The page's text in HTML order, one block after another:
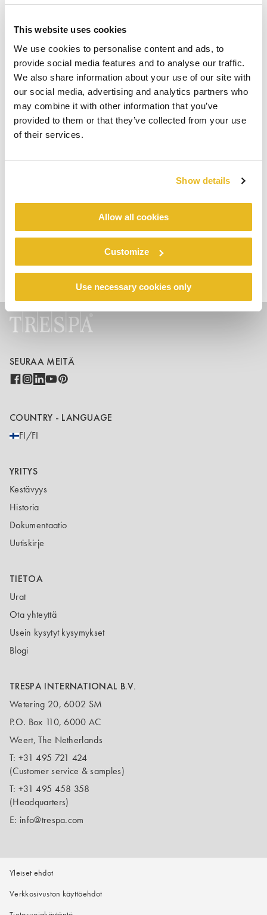
This website uses cookies
We use cookies to personalise content and ads, to
provide social media features and to analyse our traffic.
We also share information about your use of our site with
our social media, advertising and analytics partners who
may combine it with other information that you’ve
provided to them or that they’ve collected from your use
of their services.
Show details
Allow all cookies
Customize
Use necessary cookies only
Think Trespa 6
Think Trespa 5
Think Trespa 4
Think Trespa 3
Etusivu Products
Trespa® TopLab®VERTICAL
SEURAA MEITÄ
COUNTRY - LANGUAGE
FI/FI
YRITYS
Kestävyys
Historia
Dokumentaatio
Uutiskirje
TIETOA
Urat
Ota yhteyttä
Usein kysytyt kysymykset
Blogi
TRESPA INTERNATIONAL B.V.
Wetering 20, 6002 SM
P.O. Box 110, 6000 AC
Weert, The Netherlands
T: +31 495 721 424
(Customer service & samples)
T: +31 495 458 358
(Headquarters)
E: info@trespa.com
Yleiset ehdot
Verkkosivuston käyttöehdot